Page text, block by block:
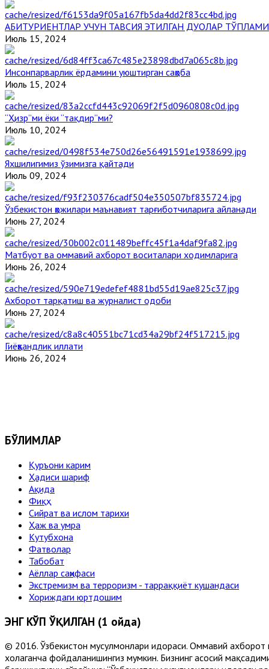
АБИТУРИЕНТЛАР УЧУН ТАВСИЯ ЭТИЛГАН ДУОЛАР ТЎПЛАМИ
Июль 15, 2024
Инсонпарварлик ёрдамини уюштирган саҳоба
Июль 15, 2024
“Ҳизр”ми ёки “тақдир”ми?
Июль 10, 2024
Яхшилигимиз ўзимизга қайтади
Июль 09, 2024
Ўзбекистон ҳожилари маънавият тарғиботчиларига айланади
Июнь 27, 2024
Матбуот ва оммавий ахборот воситалари ходимларига
Июнь 26, 2024
Ахборот тарқатиш ва журналист одоби
Июнь 27, 2024
Гиёҳвандлик иллати
Июнь 26, 2024
БЎЛИМЛАР
Қуръони карим
Ҳадиси шариф
Ақида
Фиқҳ
Сийрат ва ислом тарихи
Ҳаж ва умра
Кутубхона
Фатволар
Табобат
Аёллар саҳифаси
Экстремизм ва терроризм - тарраққиёт кушандаси
Хориждаги юртдошим
ЭНГ КЎП ЎҚИЛГАН (1 ойда)
© 2016. Ўзбекистон мусулмонлари идораси. Оммавий ахборот
хоҳлаганча фойдаланишингиз мумкин. Бизнинг асосий